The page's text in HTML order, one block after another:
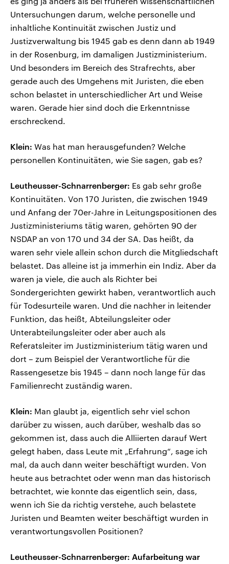
Untersuchungen darum, welche personelle und
inhaltliche Kontinuität zwischen Justiz und
Justizverwaltung bis 1945 gab es denn dann ab 1949
in der Rosenburg, im damaligen Justizministerium.
Und besonders im Bereich des Strafrechts, aber
gerade auch des Umgehens mit Juristen, die eben
schon belastet in unterschiedlicher Art und Weise
waren. Gerade hier sind doch die Erkenntnisse
erschreckend.
Klein: Was hat man herausgefunden? Welche
personellen Kontinuitäten, wie Sie sagen, gab es?
Leutheusser-Schnarrenberger: Es gab sehr große
Kontinuitäten. Von 170 Juristen, die zwischen 1949
und Anfang der 70er-Jahre in Leitungspositionen des
Justizministeriums tätig waren, gehörten 90 der
NSDAP an von 170 und 34 der SA. Das heißt, da
waren sehr viele allein schon durch die Mitgliedschaft
belastet. Das alleine ist ja immerhin ein Indiz. Aber da
waren ja viele, die auch als Richter bei
Sondergerichten gewirkt haben, verantwortlich auch
für Todesurteile waren. Und die nachher in leitender
Funktion, das heißt, Abteilungsleiter oder
Unterabteilungsleiter oder aber auch als
Referatsleiter im Justizministerium tätig waren und
dort – zum Beispiel der Verantwortliche für die
Rassengesetze bis 1945 – dann noch lange für das
Familienrecht zuständig waren.
Klein: Man glaubt ja, eigentlich sehr viel schon
darüber zu wissen, auch darüber, weshalb das so
gekommen ist, dass auch die Alliierten darauf Wert
gelegt haben, dass Leute mit „Erfahrung“, sage ich
mal, da auch dann weiter beschäftigt wurden. Von
heute aus betrachtet oder wenn man das historisch
betrachtet, wie konnte das eigentlich sein, dass,
wenn ich Sie da richtig verstehe, auch belastete
Juristen und Beamten weiter beschäftigt wurden in
verantwortungsvollen Positionen?
Leutheusser-Schnarrenberger: Aufarbeitung war